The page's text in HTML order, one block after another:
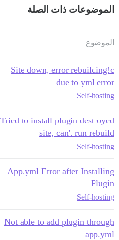
الموضوعات ذات الصلة
الموضوع
Site down, error rebuilding!c
due to yml error
Self-hosting
Tried to install plugin destroyed
site, can't run rebuild
Self-hosting
App.yml Error after Installing
Plugin
Self-hosting
Not able to add plugin through
app.yml